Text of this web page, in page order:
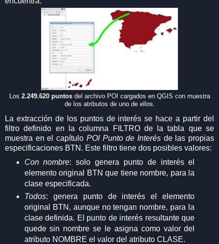
Los 2.249.620 puntosdel archivo POI cargados en QGIS con muestra
de los atributos de uno de ellos.
La extracción de los puntos de interés se hace a partir del
filtro definido en la columna FILTRO de la tabla que se
muestra en el capítulo POI Punto de Interésde las propias
especificaciones BTN. Este filtro tiene dos posibles valores:
Con nombre: solo genera punto de interés el
elemento original BTN que tiene nombre, para la
clase especificada.
Todos: genera punto de interés el elemento
original BTN, aunque no tengan nombre, para la
clase definida. El punto de interés resultante que
quede sin nombre se le asigna como valor del
atributo NOMBRE el valor del atributo CLASE.